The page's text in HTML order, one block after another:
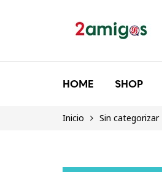
HOME SHOP
Inicio Sin categorizar